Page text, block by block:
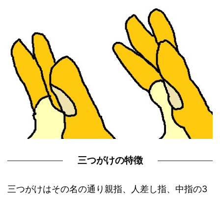
三つがけの特徴
三つがけはその名の通り親指、人差し指、中指の3